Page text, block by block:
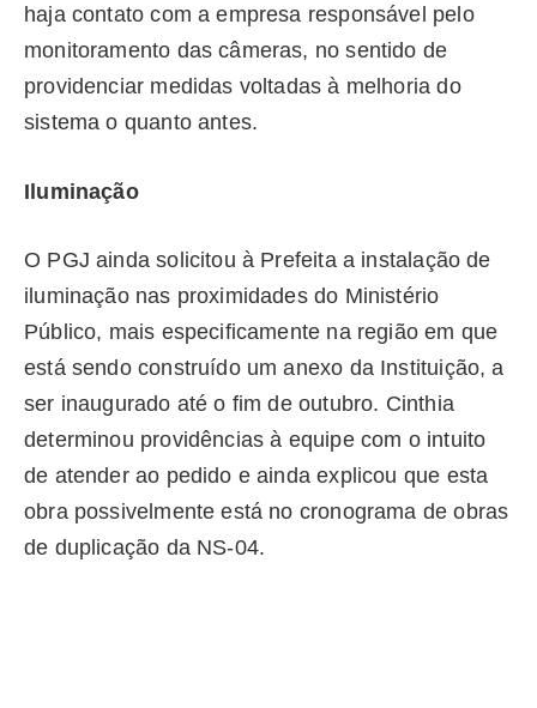
haja contato com a empresa responsável pelo
monitoramento das câmeras, no sentido de
providenciar medidas voltadas à melhoria do
sistema o quanto antes.
Iluminação
O PGJ ainda solicitou à Prefeita a instalação de
iluminação nas proximidades do Ministério
Público, mais especificamente na região em que
está sendo construído um anexo da Instituição, a
ser inaugurado até o fim de outubro. Cinthia
determinou providências à equipe com o intuito
de atender ao pedido e ainda explicou que esta
obra possivelmente está no cronograma de obras
de duplicação da NS-04.